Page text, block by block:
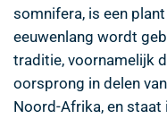
somnifera, is een
eeuwenlang wordt
traditie, voornamelijk
oorsprong in delen
Noord-Afrika, en